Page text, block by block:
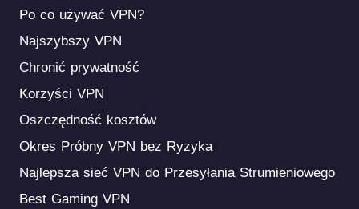
Po co używać VPN?
Najszybszy VPN
Chronić prywatność
Korzyści VPN
Oszczędność kosztów
Okres Próbny VPN bez Ryzyka
Najlepsza sieć VPN do Przesyłania Strumieniowego
Best Gaming VPN